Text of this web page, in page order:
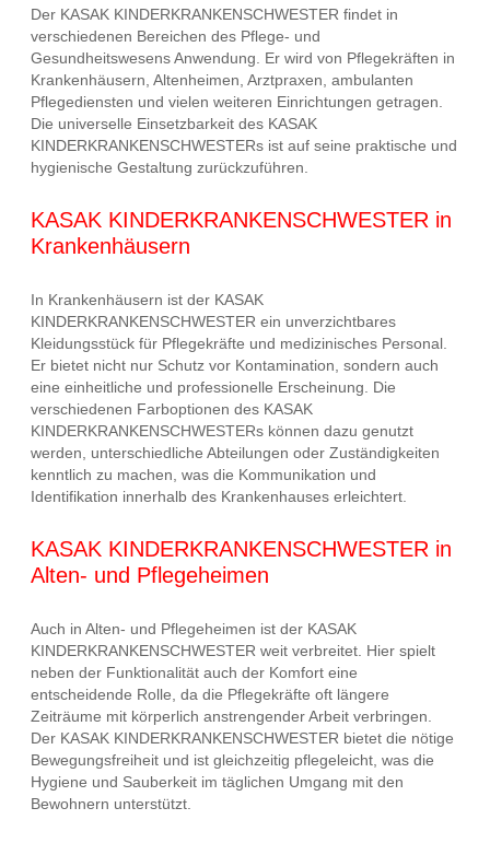
Der KASAK KINDERKRANKENSCHWESTER findet in
verschiedenen Bereichen des Pflege- und
Gesundheitswesens Anwendung. Er wird von Pflegekräften in
Krankenhäusern, Altenheimen, Arztpraxen, ambulanten
Pflegediensten und vielen weiteren Einrichtungen getragen.
Die universelle Einsetzbarkeit des KASAK
KINDERKRANKENSCHWESTERs ist auf seine praktische und
hygienische Gestaltung zurückzuführen.
KASAK KINDERKRANKENSCHWESTER in
Krankenhäusern
In Krankenhäusern ist der KASAK
KINDERKRANKENSCHWESTER ein unverzichtbares
Kleidungsstück für Pflegekräfte und medizinisches Personal.
Er bietet nicht nur Schutz vor Kontamination, sondern auch
eine einheitliche und professionelle Erscheinung. Die
verschiedenen Farboptionen des KASAK
KINDERKRANKENSCHWESTERs können dazu genutzt
werden, unterschiedliche Abteilungen oder Zuständigkeiten
kenntlich zu machen, was die Kommunikation und
Identifikation innerhalb des Krankenhauses erleichtert.
KASAK KINDERKRANKENSCHWESTER in
Alten- und Pflegeheimen
Auch in Alten- und Pflegeheimen ist der KASAK
KINDERKRANKENSCHWESTER weit verbreitet. Hier spielt
neben der Funktionalität auch der Komfort eine
entscheidende Rolle, da die Pflegekräfte oft längere
Zeiträume mit körperlich anstrengender Arbeit verbringen.
Der KASAK KINDERKRANKENSCHWESTER bietet die nötige
Bewegungsfreiheit und ist gleichzeitig pflegeleicht, was die
Hygiene und Sauberkeit im täglichen Umgang mit den
Bewohnern unterstützt.